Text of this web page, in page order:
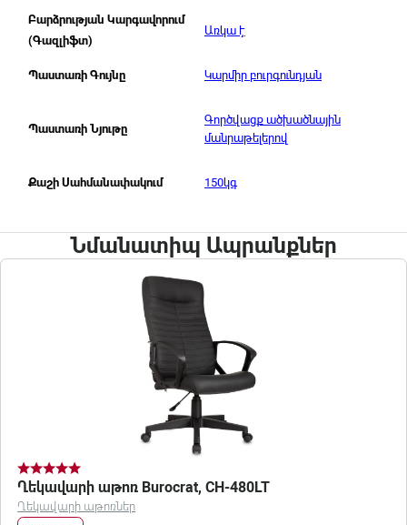
Բարձրության Կարգավորում
(Գազլիֆտ)
Առկա է
Պաստառի Գույնը Կարմիր բուրգունդյան
Պաստառի Նյութը
Գործվացք ածխածնային
մանրաթելերով
Քաշի Սահմանափակում 150կգ
Նմանատիպ Ապրանքներ
Ղեկավարի աթոռ Burocrat, CH-480LT
Ղեկավարի աթոռներ